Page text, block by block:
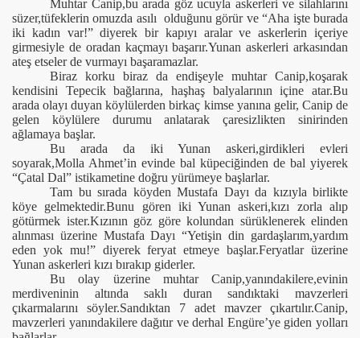
Muhtar Canip,bu arada göz ucuyla askerleri ve silahlarını
süzer,tüfeklerin omuzda asılı olduğunu görür ve “Aha işte burada
iki kadın var!” diyerek bir kapıyı aralar ve askerlerin içeriye
girmesiyle de oradan kaçmayı başarır.Yunan askerleri arkasından
ateş etseler de vurmayı başaramazlar.
Biraz korku biraz da endişeyle muhtar Canip,koşarak
kendisini Tepecik bağlarına, haşhaş balyalarının içine atar.Bu
arada olayı duyan köylülerden birkaç kimse yanına gelir, Canip de
gelen köylülere durumu anlatarak çaresizlikten sinirinden
ağlamaya başlar.
Bu arada da iki Yunan askeri,girdikleri evleri
soyarak,Molla Ahmet’in evinde bal küpeciğinden de bal yiyerek
“Çatal Dal” istikametine doğru yürümeye başlarlar.
Tam bu sırada köyden Mustafa Dayı da kızıyla birlikte
köye gelmektedir.Bunu gören iki Yunan askeri,kızı zorla alıp
götürmek ister.Kızının göz göre kolundan sürüklenerek elinden
alınması üzerine Mustafa Dayı “Yetişin din gardaşlarım,yardım
eden yok mu!” diyerek feryat etmeye başlar.Feryatlar üzerine
Yunan askerleri kızı bırakıp giderler.
Bu olay üzerine muhtar Canip,yanındakilere,evinin
merdiveninin altında saklı duran sandıktaki mavzerleri
çıkarmalarını söyler.Sandıktan 7 adet mavzer çıkartılır.Canip,
mavzerleri yanındakilere dağıtır ve derhal Engüre’ye giden yolları